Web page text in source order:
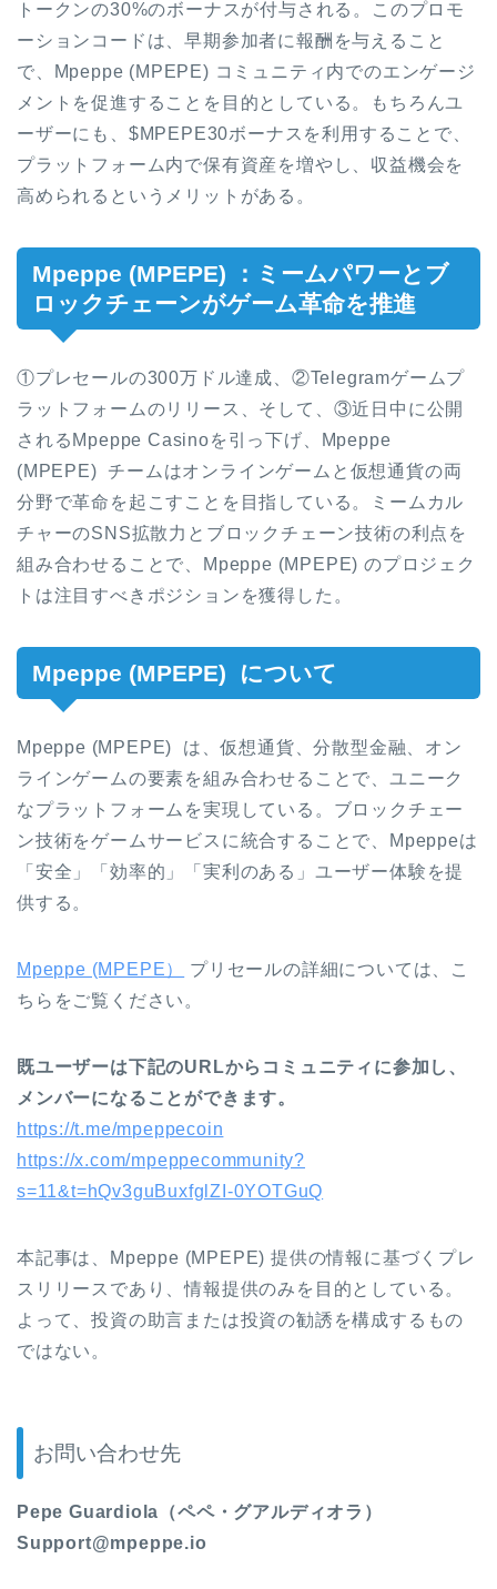
トークンの30%のボーナスが付与される。このプロモ
ーションコードは、早期参加者に報酬を与えること
で、Mpeppe (MPEPE) コミュニティ内でのエンゲージ
メントを促進することを目的としている。もちろんユ
ーザーにも、$MPEPE30ボーナスを利用することで、
プラットフォーム内で保有資産を増やし、収益機会を
高められるというメリットがある。
Mpeppe (MPEPE) ：ミームパワーとブ
ロックチェーンがゲーム革命を推進
①プレセールの300万ドル達成、②Telegramゲームプ
ラットフォームのリリース、そして、③近日中に公開
されるMpeppe Casinoを引っ下げ、Mpeppe
(MPEPE) チームはオンラインゲームと仮想通貨の両
分野で革命を起こすことを目指している。ミームカル
チャーのSNS拡散力とブロックチェーン技術の利点を
組み合わせることで、Mpeppe (MPEPE) のプロジェク
トは注目すべきポジションを獲得した。
Mpeppe (MPEPE) について
Mpeppe (MPEPE) は、仮想通貨、分散型金融、オン
ラインゲームの要素を組み合わせることで、ユニーク
なプラットフォームを実現している。ブロックチェー
ン技術をゲームサービスに統合することで、Mpeppeは
「安全」「効率的」「実利のある」ユーザー体験を提
供する。
Mpeppe (MPEPE）
プリセールの詳細については、こ
ちらをご覧ください。
既ユーザーは下記のURLからコミュニティに参加し、
メンバーになることができます。
https://t.me/mpeppecoin
https://x.com/mpeppecommunity?
s=11&t=hQv3guBuxfglZI-0YOTGuQ
本記事は、Mpeppe (MPEPE) 提供の情報に基づくプレ
スリリースであり、情報提供のみを目的としている。
よって、投資の助言または投資の勧誘を構成するもの
ではない。
お問い合わせ先
Pepe Guardiola（ペペ・グアルディオラ）
Support@mpeppe.io